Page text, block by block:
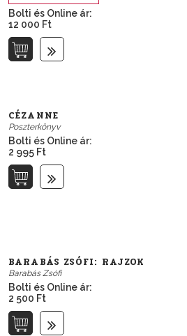
Bolti és Online ár:
12 000 Ft
CÉZANNE
Poszterkönyv
Bolti és Online ár:
2 995 Ft
BARABÁS ZSÓFI: RAJZOK
Barabás Zsófi
Bolti és Online ár:
2 500 Ft